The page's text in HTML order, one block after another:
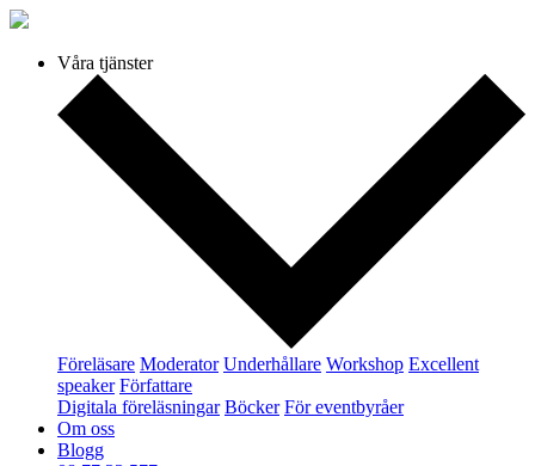
Våra tjänster
Föreläsare Moderator Underhållare Workshop Excellent
speaker Författare
Digitala föreläsningar Böcker För eventbyråer
Om oss
Blogg